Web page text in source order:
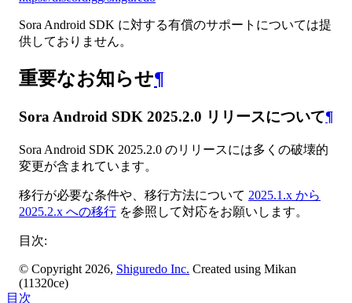
Sora Android SDK に対する有償のサポートについては提
供しておりません。
重要なお知らせ¶
Sora Android SDK 2025.2.0 リリースについて¶
Sora Android SDK 2025.2.0 のリリースには多くの破壊的
変更が含まれています。
移行が必要な条件や、移行方法について 2025.1.x から
2025.2.x への移行 を参照して対応をお願いします。
目次:
© Copyright 2026, Shiguredo Inc. Created using Mikan
(11320ce)
目次